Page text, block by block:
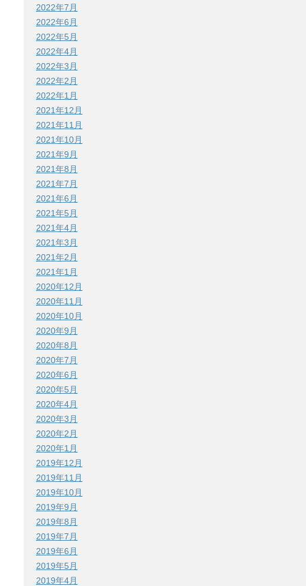
2022年7月
2022年6月
2022年5月
2022年4月
2022年3月
2022年2月
2022年1月
2021年12月
2021年11月
2021年10月
2021年9月
2021年8月
2021年7月
2021年6月
2021年5月
2021年4月
2021年3月
2021年2月
2021年1月
2020年12月
2020年11月
2020年10月
2020年9月
2020年8月
2020年7月
2020年6月
2020年5月
2020年4月
2020年3月
2020年2月
2020年1月
2019年12月
2019年11月
2019年10月
2019年9月
2019年8月
2019年7月
2019年6月
2019年5月
2019年4月